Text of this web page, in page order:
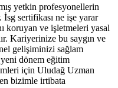
yetkin profesyonellerin
sertifikası ne işe yarar
koruyan ve işletmeleri yasal
Kariyerinize bu saygın ve
gelişiminizi sağlam
dönem eğitim
için Uludağ Uzman
bizimle irtibata